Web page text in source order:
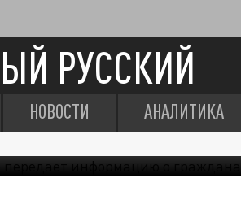
РУССКИЙ
НОВОСТИ АНАЛИТИКА